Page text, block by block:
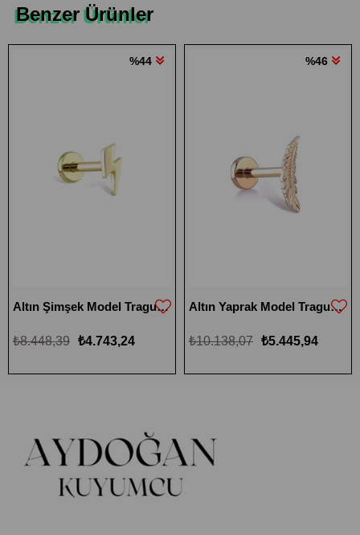
Benzer Ürünler
Altın Şimşek Model Tragus Küpe
₺4.743,24
₺8.448,39
%44
Altın Yaprak Model Tragus Küpe
₺5.445,94
₺10.138,07
%46